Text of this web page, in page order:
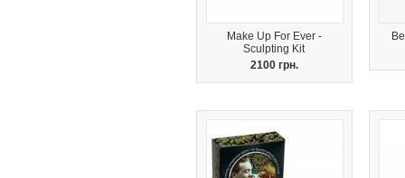
Make Up For Ever -
Sculpting Kit
2100 грн.